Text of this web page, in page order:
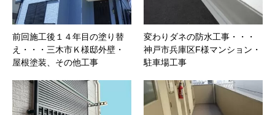
前回施工後１４年目の塗り替
え・・・三木市Ｋ様邸外壁・
屋根塗装、その他工事
変わりダネの防水工事・・・
神戸市兵庫区F様マンション・
駐車場工事